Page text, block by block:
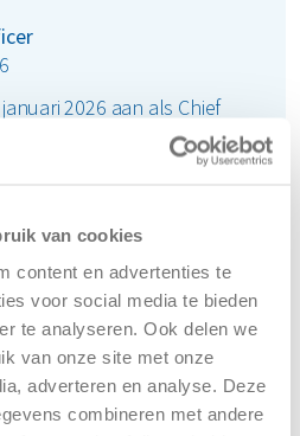
van cookies
content en advertenties te
voor social media te bieden
te analyseren. Ook delen we
van onze site met onze
adverteren en analyse. Deze
combineren met andere
2026 aan als Chief
bij Renewi. Hij brengt meer
ervaring mee in
komst naar Renewi was
Holdings in Nederland,
was voor de
een wereldwijd netwerk
meer transport, retail,
equity.